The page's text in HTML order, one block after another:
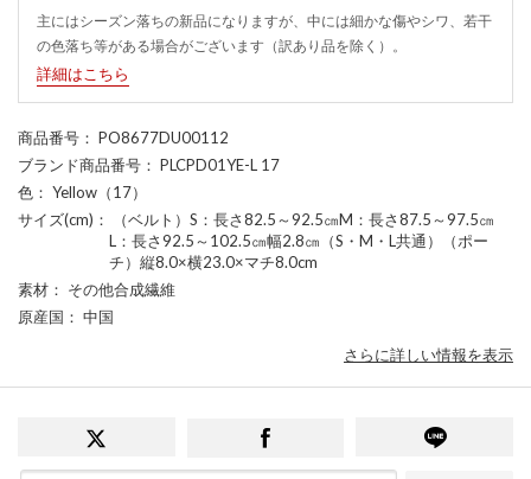
主にはシーズン落ちの新品になりますが、中には細かな傷やシワ、若干
の色落ち等がある場合がございます（訳あり品を除く）。
詳細はこちら
商品番号 ： PO8677DU00112
ブランド商品番号 ： PLCPD01YE-L 17
色 ： Yellow（17）
サイズ(cm) ： （ベルト）S：長さ82.5～92.5㎝M：長さ87.5～97.5㎝
L：長さ92.5～102.5㎝幅2.8㎝（S・M・L共通）（ポー
チ）縦8.0×横23.0×マチ8.0cm
素材 ： その他合成繊維
原産国 ： 中国
さらに詳しい情報を表示